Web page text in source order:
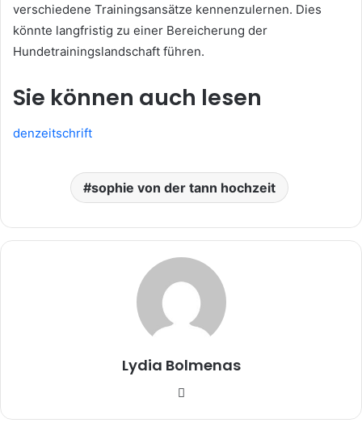
verschiedene Trainingsansätze kennenzulernen. Dies
könnte langfristig zu einer Bereicherung der
Hundetrainingslandschaft führen.
Sie können auch lesen
denzeitschrift
sophie von der tann hochzeit
Lydia Bolmenas